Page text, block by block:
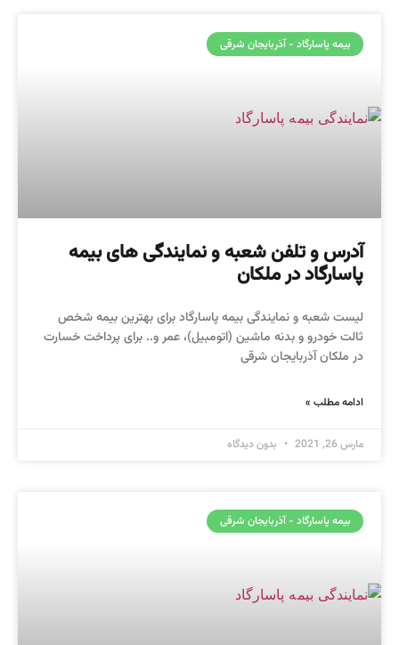
بیمه پاسارگاد - آذربایجان شرقی
آدرس و تلفن شعبه و نمایندگی های بیمه
پاسارگاد در ملکان
لیست شعبه و نمایندگی بیمه پاسارگاد برای بهترین بیمه شخص
ثالت خودرو و بدنه ماشین (اتومبیل)، عمر و.. برای پرداخت خسارت
در ملکان آذربایجان شرقی
ادامه مطلب »
مارس 26, 2021 بدون دیدگاه
بیمه پاسارگاد - آذربایجان شرقی